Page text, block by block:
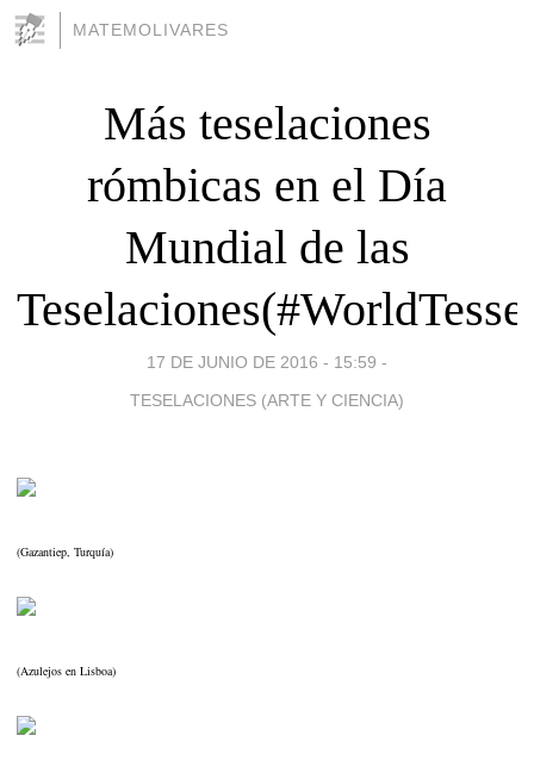
MATEMOLIVARES
Más teselaciones
rómbicas en el Día
Mundial de las
17 DE JUNIO DE 2016 - 15:59 -
TESELACIONES (ARTE Y CIENCIA)
(Gazantiep, Turquía)
(Azulejos en Lisboa)